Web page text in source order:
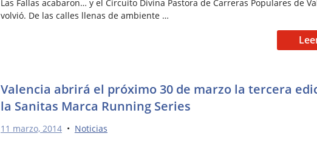
Las Fallas acabaron… y el Circuito Divina Pastora de Carreras Populares de
volvió. De las calles llenas de ambiente …
Valencia abrirá el próximo 30 de marzo la tercera
la Sanitas Marca Running Series
11 marzo, 2014• Noticias